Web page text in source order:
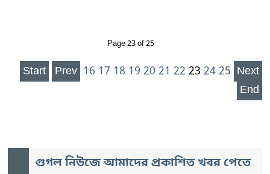
Page 23 of 25
Start Prev 16 17 18 19 20 21 22 23 24 25 Next
End
গুগল নিউজে আমাদের প্রকাশিত খবর পেতে